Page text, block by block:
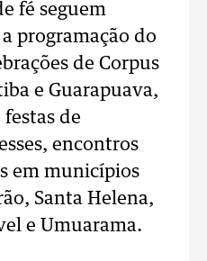
fé seguem
programação do
de Corpus
e Guarapuava,
de
encontros
em municípios
Santa Helena,
e Umuarama.